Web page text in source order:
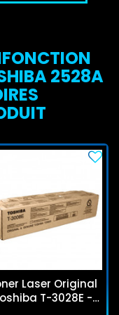
2528A
Laser Original
T-3028E -